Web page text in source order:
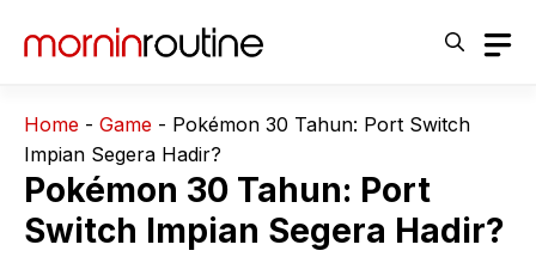
Home - Game - Pokémon 30 Tahun: Port Switch
Impian Segera Hadir?
Pokémon 30 Tahun: Port
Switch Impian Segera Hadir?